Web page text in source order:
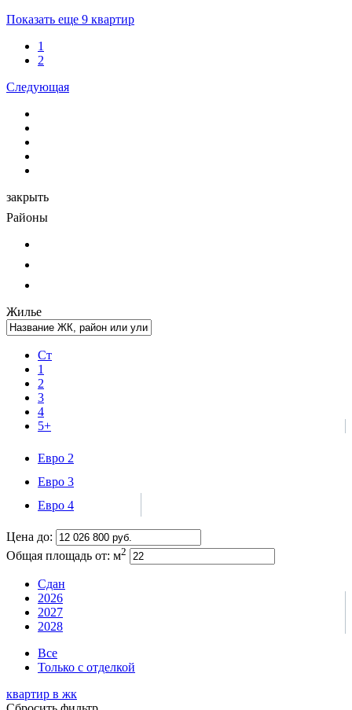
Показать еще 9 квартир
1
2
Следующая
закрыть
Районы
Жилье
Ст
1
2
3
4
5+
Евро 2
Евро 3
Евро 4
Цена до:
Общая площадь от: м2
Сдан
2026
2027
2028
Все
Только с отделкой
квартир в жк